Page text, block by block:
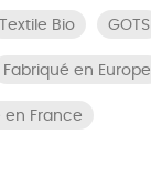
Textile Bio GOTS
Fabriqué en Europe
en France